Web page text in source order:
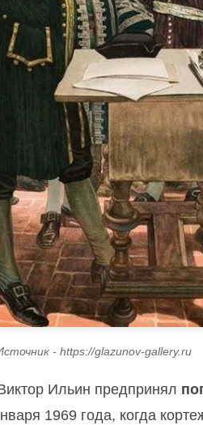
- https://glazunov-gallery.ru
Ильин предпринял
1969 года, когда